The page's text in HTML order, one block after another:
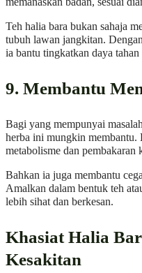
Teh halia bara bukan sahaja
tubuh lawan jangkitan.
ia bantu tingkatkan daya tahan
9. Membantu
Bagi yang mempunyai
herba ini mungkin
metabolisme dan
Bahkan ia juga membantu
Amalkan dalam bentuk teh
lebih sihat dan berkesan.
Khasiat Halia
Kesakitan